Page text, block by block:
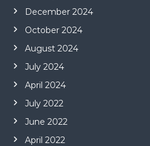
December 2024
October 2024
August 2024
July 2024
April 2024
July 2022
June 2022
April 2022